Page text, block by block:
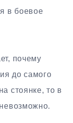
в боевое
почему
до самого
стоянке, то в